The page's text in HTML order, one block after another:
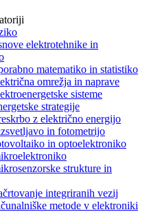
elektrotehnike in
matematiko in statistiko
omrežja in naprave
sisteme
strategije
z električno energijo
in fotometrijo
in optoelektroniko
strukture in
integriranih vezij
metode v elektroniki